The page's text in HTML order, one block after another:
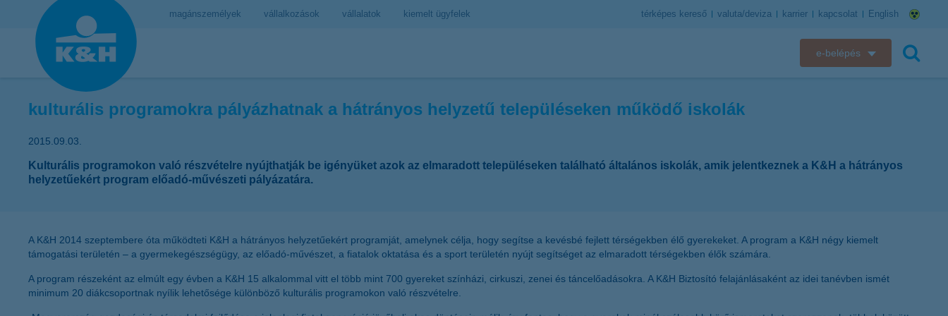
magánszemélyek vállalkozások vállalatok kiemelt ügyfelek térképes kereső valuta/deviza karrier kapcsolat English
e-belépés
kulturális programokra pályázhatnak a hátrányos helyzetű településeken működő iskolák
2015.09.03.
Kulturális programokon való részvételre nyújthatják be igényüket azok az elmaradott településeken található általános iskolák, amik jelentkeznek a K&H a hátrányos
helyzetűekért program előadó-művészeti pályázatára.
A K&H 2014 szeptembere óta működteti K&H a hátrányos helyzetűekért programját, amelynek célja, hogy segítse a kevésbé fejlett térségekben élő gyerekeket. A program a K&H négy kiemelt
támogatási területén – a gyermekegészségügy, az előadó-művészet, a fiatalok oktatása és a sport területén nyújt segítséget az elmaradott térségekben élők számára.
A program részeként az elmúlt egy évben a K&H 15 alkalommal vitt el több mint 700 gyereket színházi, cirkuszi, zenei és táncelőadásokra. A K&H Biztosító felajánlásaként az idei tanévben ismét
minimum 20 diákcsoportnak nyílik lehetősége különböző kulturális programokon való részvételre.